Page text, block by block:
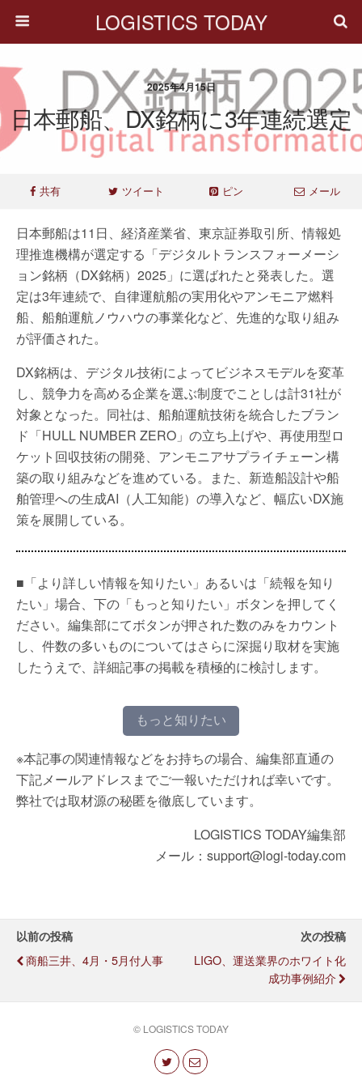
LOGISTICS TODAY
2025年4月15日
日本郵船、DX銘柄に3年連続選定
共有 ツイート ピン メール
日本郵船は11日、経済産業省、東京証券取引所、情報処
理推進機構が選定する「デジタルトランスフォーメーシ
ョン銘柄（DX銘柄）2025」に選ばれたと発表した。選
定は3年連続で、自律運航船の実用化やアンモニア燃料
船、船舶運航ノウハウの事業化など、先進的な取り組み
が評価された。
DX銘柄は、デジタル技術によってビジネスモデルを変革
し、競争力を高める企業を選ぶ制度でことしは計31社が
対象となった。同社は、船舶運航技術を統合したブラン
ド「HULL NUMBER ZERO」の立ち上げや、再使用型ロ
ケット回収技術の開発、アンモニアサプライチェーン構
築の取り組みなどを進めている。また、新造船設計や船
舶管理への生成AI（人工知能）の導入など、幅広いDX施
策を展開している。
■「より詳しい情報を知りたい」あるいは「続報を知り
たい」場合、下の「もっと知りたい」ボタンを押してく
ださい。編集部にてボタンが押された数のみをカウント
し、件数の多いものについてはさらに深掘り取材を実施
したうえで、詳細記事の掲載を積極的に検討します。
もっと知りたい
※本記事の関連情報などをお持ちの場合、編集部直通の
下記メールアドレスまでご一報いただければ幸いです。
弊社では取材源の秘匿を徹底しています。
LOGISTICS TODAY編集部
メール：support@logi-today.com
以前の投稿
商船三井、4月・5月付人事
次の投稿
LIGO、運送業界のホワイト化
成功事例紹介
© LOGISTICS TODAY